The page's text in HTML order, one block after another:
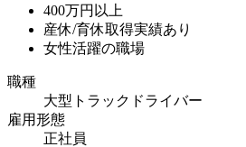
400万円以上
産休/育休取得実績あり
女性活躍の職場
職種
大型トラックドライバー
雇用形態
正社員